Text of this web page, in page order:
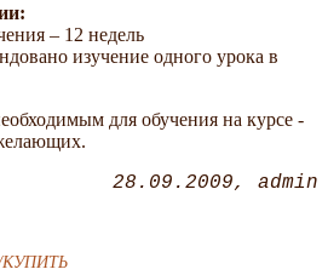
– 12 недель
изучение одного урока в
для обучения на курсе -
28.09.2009 admin
КУПИТЬ